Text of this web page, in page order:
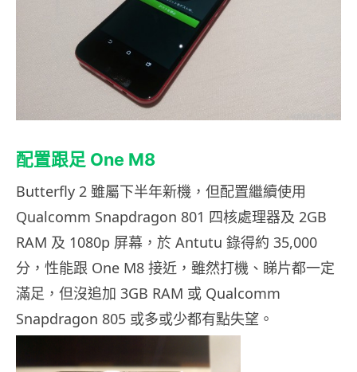
配置跟足 One M8
Butterfly 2 雖屬下半年新機，但配置繼續使用
Qualcomm Snapdragon 801 四核處理器及 2GB
RAM 及 1080p 屏幕，於 Antutu 錄得約 35,000
分，性能跟 One M8 接近，雖然打機、睇片都一定
滿足，但沒追加 3GB RAM 或 Qualcomm
Snapdragon 805 或多或少都有點失望。